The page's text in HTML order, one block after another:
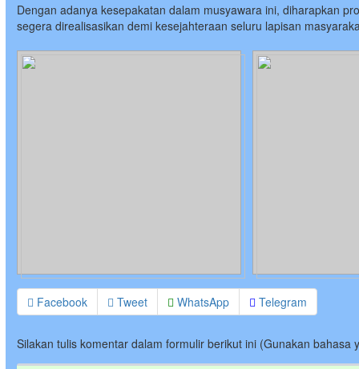
Dengan adanya kesepakatan dalam musyawara ini, diharapkan
segera direalisasikan demi kesejahteraan seluru lapisan
Facebook Tweet WhatsApp Telegram
Silakan tulis komentar dalam formulir berikut ini (Gunakan bahasa